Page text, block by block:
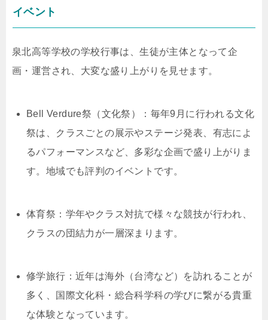
イベント
泉北高等学校の学校行事は、生徒が主体となって企
画・運営され、大変な盛り上がりを見せます。
Bell Verdure祭（文化祭）：毎年9月に行われる文化
祭は、クラスごとの展示やステージ発表、有志によ
るパフォーマンスなど、多彩な企画で盛り上がりま
す。地域でも評判のイベントです。
体育祭：学年やクラス対抗で様々な競技が行われ、
クラスの団結力が一層深まります。
修学旅行：近年は海外（台湾など）を訪れることが
多く、国際文化科・総合科学科の学びに繋がる貴重
な体験となっています。